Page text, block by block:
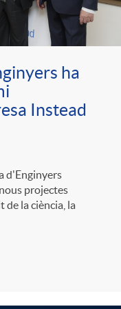
ha
Instead
d'Enginyers
projectes
la ciència, la